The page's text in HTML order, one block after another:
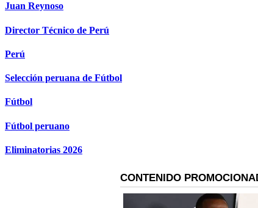
Juan Reynoso
Director Técnico de Perú
Perú
Selección peruana de Fútbol
Fútbol
Fútbol peruano
Eliminatorias 2026